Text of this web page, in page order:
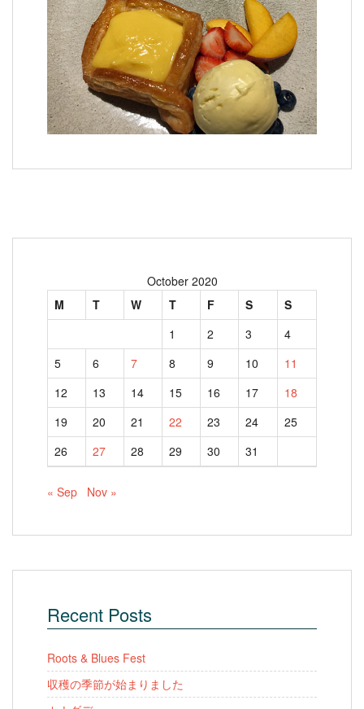
October 2020
M
T W T F S
S
1
2 3
4
5
6 7 8 9 10
11
12
13 14 15 16 17
18
19
20 21 22 23 24
25
26
27 28 29 30 31
« Sep Nov »
Recent Posts
Roots & Blues Fest
収穫の季節が始まりました